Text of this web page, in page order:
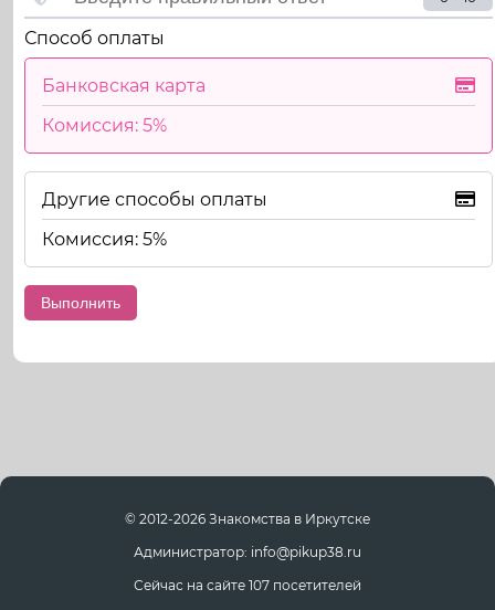
Способ оплаты
Банковская карта
Комиссия: 5%
Другие способы оплаты
Комиссия: 5%
© 2012-2026 Знакомства в Иркутске
Администратор: info@pikup38.ru
Сейчас на сайте 107 посетителей